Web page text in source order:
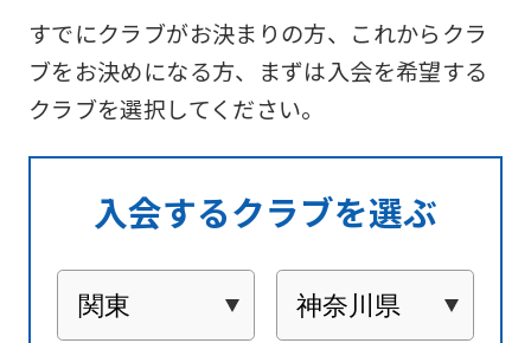
すでにクラブがお決まりの方、これからクラ
ブをお決めになる方、 まずは入会を希望する
クラブを選択してください。
入会するクラブを選ぶ